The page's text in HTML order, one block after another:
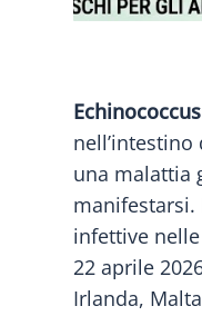
nell’intestino
una malattia
infettive
22 aprile
Irlanda,